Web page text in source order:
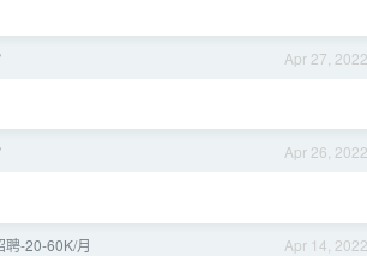
Apr 27, 2022
Apr 26, 2022
Apr 14, 2022
聘-20-60K/月